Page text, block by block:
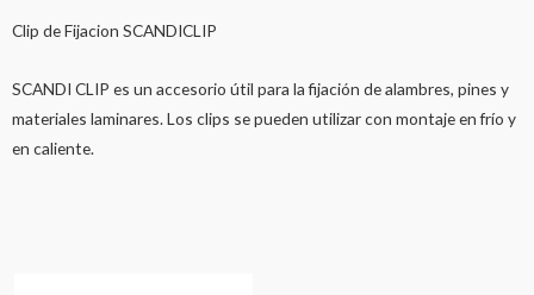
Clip de Fijacion SCANDICLIP
SCANDI CLIP es un accesorio útil para la fijación de alambres, pines y
materiales laminares. Los clips se pueden utilizar con montaje en frío y
en caliente.